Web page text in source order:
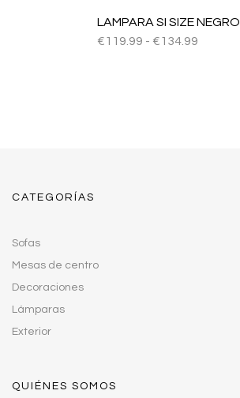
LAMPARA SI SIZE NEGRO
€119.99 - €134.99
CATEGORÍAS
Sofas
Mesas de centro
Decoraciones
Lámparas
Exterior
QUIÉNES SOMOS